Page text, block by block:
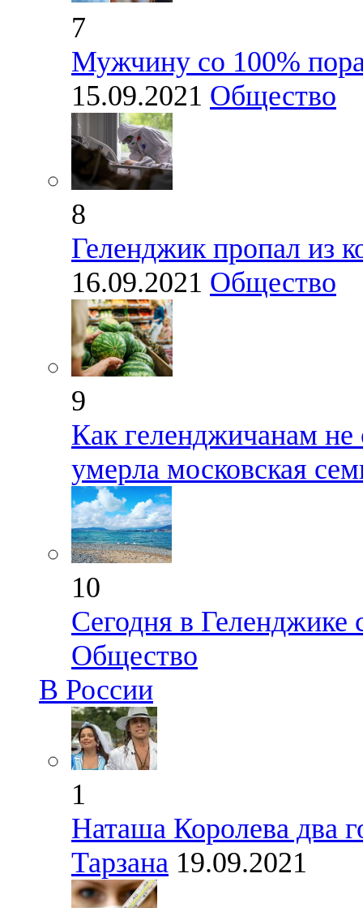
7
Мужчину со 100%
15.09.2021 Общество
8
Геленджик пропал из
16.09.2021 Общество
9
Как геленджичанам не
умерла московская
10
Сегодня в Геленджике
Общество
В России
1
Наташа Королева два
Тарзана 19.09.2021